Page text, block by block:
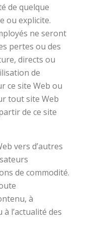
de quelque
ou explicite.
ne seront
pertes ou des
directs ou
de
ce site Web ou
tout site Web
de ce site
vers d’autres
de commodité.
à
l’actualité des